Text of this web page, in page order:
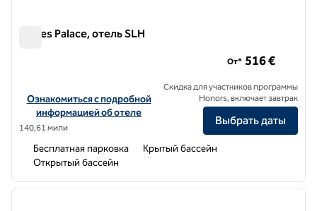
Eagles Palace, отель SLH
Посмотреть информацию об отеле Eagles Palace, a SLH Hotel
Ознакомиться с подробной
информацией об отеле
140,61 мили
От* 516 €
Скидка для участников программы
Honors, включает завтрак
Выбрать даты
Бесплатная парковка
Крытый бассейн
Открытый бассейн
1 из 8